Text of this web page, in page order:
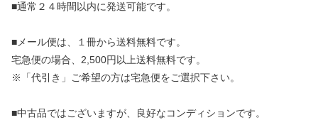
■通常２４時間以内に発送可能です。
■メール便は、１冊から送料無料です。
宅急便の場合、2,500円以上送料無料です。
※「代引き」ご希望の方は宅急便をご選択下さい。
■中古品ではございますが、良好なコンディションです。